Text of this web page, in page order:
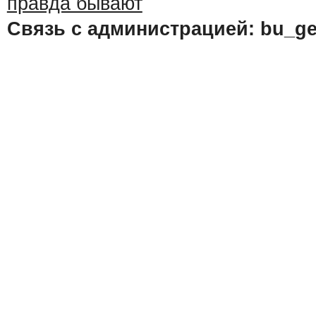
Связь с администрацией: